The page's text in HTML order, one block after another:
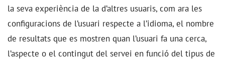
la seva experiència de la d’altres usuaris, com ara les
configuracions de l’usuari respecte a l’idioma, el nombre
de resultats que es mostren quan l’usuari fa una cerca,
l’aspecte o el contingut del servei en funció del tipus de